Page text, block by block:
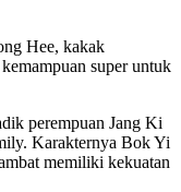
Hee, kakak
super untuk
perempuan Jang Ki
Karakternya Bok Yi
memiliki kekuatan